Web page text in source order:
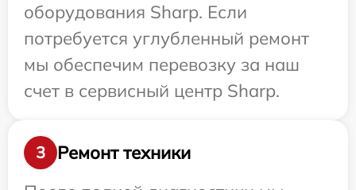
оборудования Sharp. Если
потребуется углубленный ремонт
мы обеспечим перевозку за наш
счет в сервисный центр Sharp.
3
Ремонт техники